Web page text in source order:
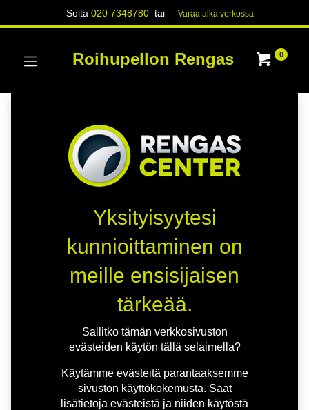
Soita020 7348780 tai Varaa aika verk​​​​ossa
Roihupellon Rengas 0
Yksityisyytesi
kunnioittaminen on
meille ensisijaisen
tärkeää.
Sallitko tämän verkkosivuston
evästeiden käytön tällä selaimella?
Käytämme evästeitä parantaaksemme
sivuston käyttökokemusta. Saat
lisätietoja evästeistä ja niiden käytöstä